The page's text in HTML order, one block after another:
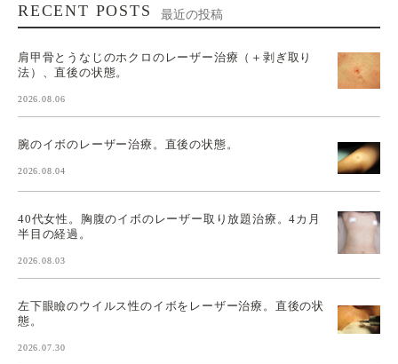
RECENT POSTS 最近の投稿
肩甲骨とうなじのホクロのレーザー治療（＋剥ぎ取り
法）、直後の状態。
2026.08.06
腕のイボのレーザー治療。直後の状態。
2026.08.04
40代女性。胸腹のイボのレーザー取り放題治療。4カ月
半目の経過。
2026.08.03
左下眼瞼のウイルス性のイボをレーザー治療。直後の状
態。
2026.07.30